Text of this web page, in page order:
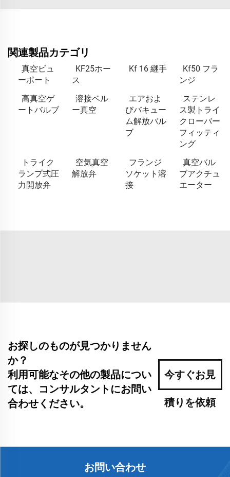
関連製品カテゴリ
真空ビュ
ーポート
KF25ホー
ス
Kf 16 継手
Kf50 フラ
ンジ
高真空ゲ
ートバルブ
溶接ベル
ー真空
エアおよ
びバキュー
ム解放バル
ブ
ステンレ
ス製トライ
クローバー
フィッティ
ング
トライク
ランプ式圧
力開放弁
空気真空
解放弁
フランジ
ソケット溶
接
真空バル
ブアクチュ
エーター
お探しのものが見つかりません
か？
利用可能なその他の製品につい
ては、コンサルタントにお問い
合わせください。
今すぐお見
積りを依頼
お問い合わせ